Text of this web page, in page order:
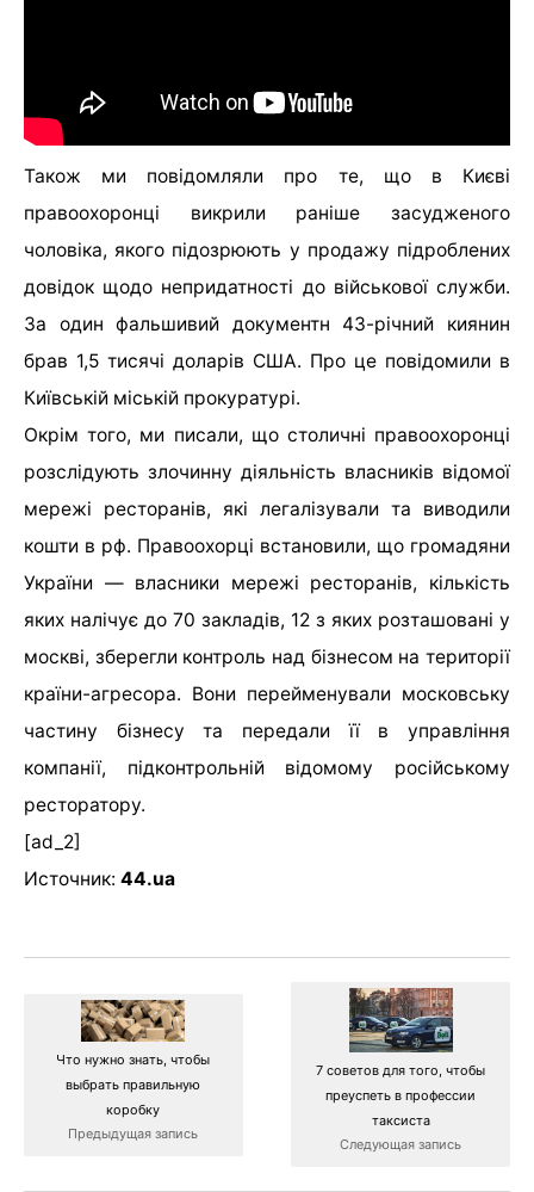
Також ми повідомляли про те, що в Києві
правоохоронці викрили раніше засудженого
чоловіка, якого підозрюють у продажу підроблених
довідок щодо непридатності до військової служби.
За один фальшивий документн 43-річний киянин
брав 1,5 тисячі доларів США. Про це повідомили в
Київській міській прокуратурі.
Окрім того, ми писали, що столичні правоохоронці
розслідують злочинну діяльність власників відомої
мережі ресторанів, які легалізували та виводили
кошти в рф. Правоохорці встановили, що громадяни
України — власники мережі ресторанів, кількість
яких налічує до 70 закладів, 12 з яких розташовані у
москві, зберегли контроль над бізнесом на території
країни-агресора. Вони перейменували московську
частину бізнесу та передали її в управління
компанії, підконтрольній відомому російському
ресторатору.
[ad_2]
Источник: 44.ua
Что нужно знать, чтобы
выбрать правильную
коробку
Предыдущая запись
7 советов для того, чтобы
преуспеть в профессии
таксиста
Следующая запись